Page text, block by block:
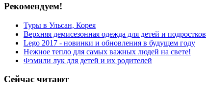
Рекомендуем!
Туры в Ульсан, Корея
Верхняя демисезонная одежда для детей и подростков
Lego 2017 - новинки и обновления в будущем году
Нежное тепло для самых важных людей на свете!
Фэмили лук для детей и их родителей
Сейчас читают